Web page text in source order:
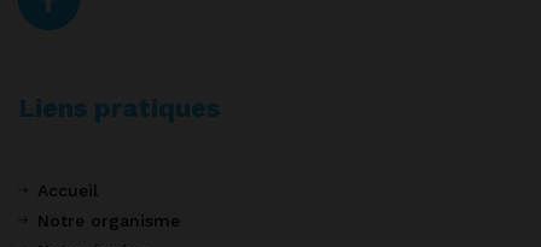
Liens pratiques
Accueil
Notre organisme